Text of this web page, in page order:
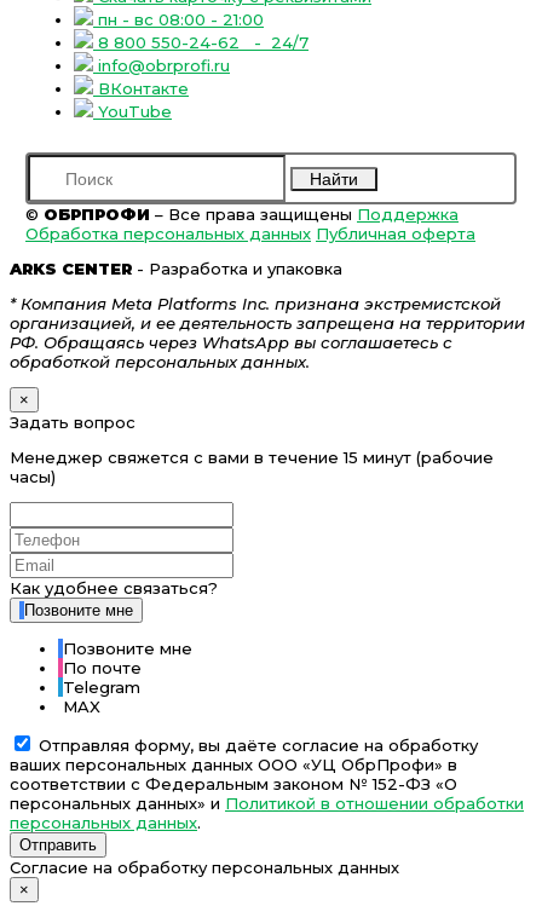
пн - вс 08:00 - 21:00
8 800 550-24-62
- 24/7
info@obrprofi.ru
ВКонтакте
YouTube
Найти
© ОБРПРОФИ – Все права защищены Поддержка
Обработка персональных данных Публичная оферта
ARKS CENTER - Разработка и упаковка
* Компания Meta Platforms Inc. признана экстремистской
организацией, и ее деятельность запрещена на территории
РФ. Обращаясь через WhatsApp вы соглашаетесь с
обработкой персональных данных.
×
Задать вопрос
Менеджер свяжется с вами в течение 15 минут (рабочие
часы)
Как удобнее связаться?
Позвоните мне
Позвоните мне
По почте
Telegram
MAX
Отправляя форму, вы даёте согласие на обработку
ваших персональных данных ООО «УЦ ОбрПрофи» в
соответствии с Федеральным законом № 152-ФЗ «О
персональных данных» и Политикой в отношении обработки
персональных данных.
Отправить
Согласие на обработку персональных данных
×